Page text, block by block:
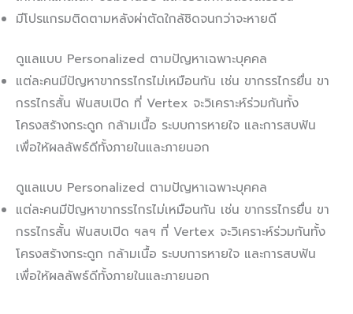
มีโปรแกรมติดตามหลังผ่าตัดใกล้ชิดจนกว่าจะหายดี
ดูแลแบบ Personalized ตามปัญหาเฉพาะบุคคล
แต่ละคนมีปัญหาขากรรไกรไม่เหมือนกัน เช่น ขากรรไกรยื่น ขา
กรรไกรสั้น ฟันสบเปิด ที่ Vertex จะวิเคราะห์ร่วมกันทั้ง
โครงสร้างกระดูก กล้ามเนื้อ ระบบการหายใจ และการสบฟัน
เพื่อให้ผลลัพธ์ดีทั้งภายในและภายนอก
ดูแลแบบ Personalized ตามปัญหาเฉพาะบุคคล
แต่ละคนมีปัญหาขากรรไกรไม่เหมือนกัน เช่น ขากรรไกรยื่น ขา
กรรไกรสั้น ฟันสบเปิด ฯลฯ ที่ Vertex จะวิเคราะห์ร่วมกันทั้ง
โครงสร้างกระดูก กล้ามเนื้อ ระบบการหายใจ และการสบฟัน
เพื่อให้ผลลัพธ์ดีทั้งภายในและภายนอก